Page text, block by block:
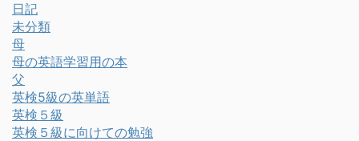
日記
未分類
母
母の英語学習用の本
父
英検5級の英単語
英検５級
英検５級に向けての勉強